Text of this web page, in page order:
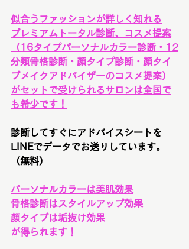
似合うファッションが詳しく知れる
プレミアムトータル診断、コスメ提案
（16タイプパーソナルカラー診断・12
分類骨格診断・顔タイプ診断・顔タイ
プメイクアドバイザーのコスメ提案）
がセットで受けられるサロンは全国で
も希少です！
診断してすぐにアドバイスシートを
LINEでデータでお送りしています。
（無料）
パーソナルカラーは美肌効果
骨格診断はスタイルアップ効果
顔タイプは垢抜け効果
が得られます！